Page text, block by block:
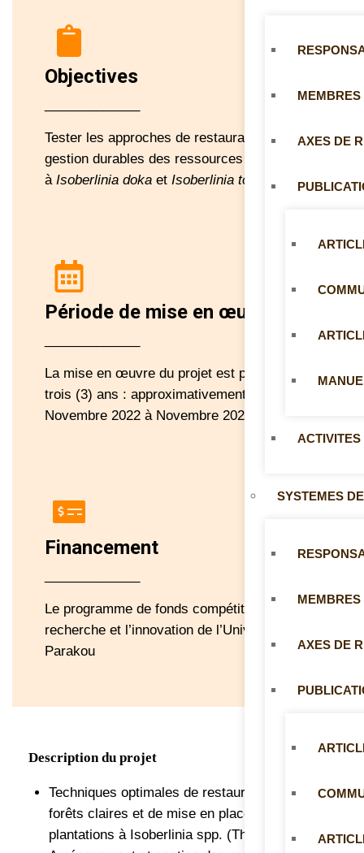
MEMBRES
AXES DE
SYSTEMES
MEMBRES
AXES DE
Objectives
Tester les approches de restauration et de
gestion durables des ressources forestières
à Isoberlinia doka et Isoberlinia tomentosa.
Période de mise en œuvre
La mise en œuvre du projet est planifiée sur
trois (3) ans : approximativement de
Novembre 2022 à Novembre 2025.
Financement
Le programme de fonds compétitifs pour la
recherche et l’innovation de l’Université de
Parakou
Description du projet
Techniques optimales de restauration des
forêts claires et de mise en place des
plantations à Isoberlinia spp. (Thèse 1 /